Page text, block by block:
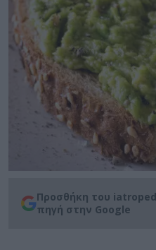
Προσθήκη του
πηγή στην Google